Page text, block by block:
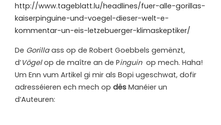
http://www.tageblatt.lu/headlines/fuer-alle-gorillas-
kaiserpinguine-und-voegel-dieser-welt-e-
kommentar-un-eis-letzebuerger-klimaskeptiker/
De Gorillaass op de Robert Goebbels gemënzt,
d’Vögelop de maître an de Pinguinop mech. Haha!
Um Enn vum Artikel gi mir als Bopi ugeschwat, dofir
adresséieren ech mech op dës Manéier un
d’Auteuren: